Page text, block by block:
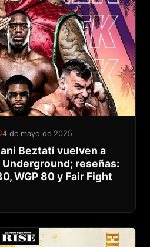
4 de mayo de 2025
Beztati vuelven a
reseñas:
WGP 80 y Fair Fight